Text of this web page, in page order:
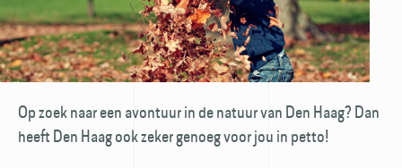
Op zoek naar een avontuur in de natuur van Den Haag? Dan
heeft Den Haag ook zeker genoeg voor jou in petto!